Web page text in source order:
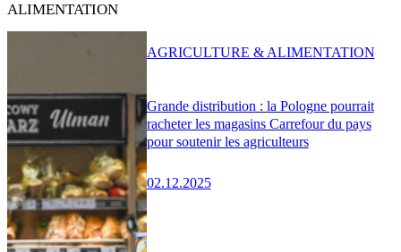
ALIMENTATION
Grande distribution : la Pologne pourrait
racheter les magasins Carrefour du pays
pour soutenir les agriculteurs
02.12.2025
AGRICULTURE & ALIMENTATION